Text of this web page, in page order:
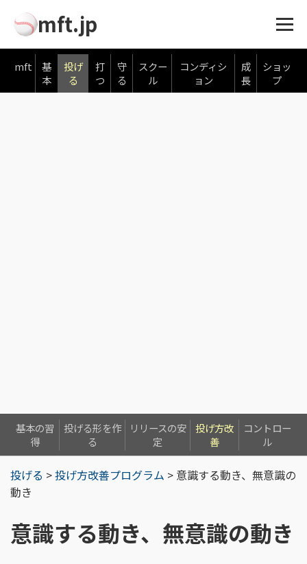
mft.jp
mft
基
本
投げ
る
打
つ
守
る
スクー
ル
コンディシ
ョン
成
長
ショッ
プ
基本の習
得
投げる形を作
る
リリースの安
定
投げ方改
善
コントロー
ル
投げる >投げ方改善プログラム > 意識する動き、無意識の
動き
意識する動き、無意識の動き